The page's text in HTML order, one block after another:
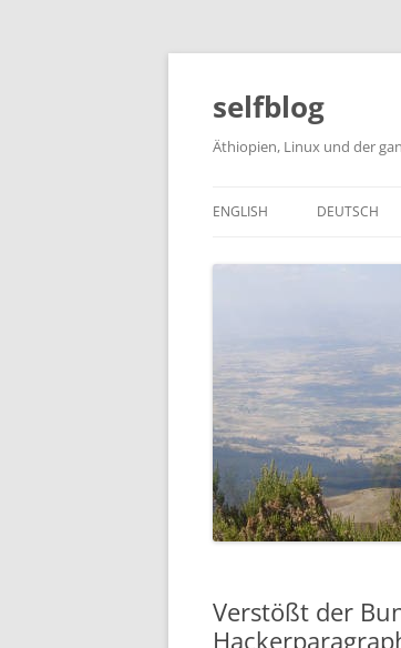
selfblog
Äthiopien, Linux und der
ENGLISH DEUTSCH
Verstößt der